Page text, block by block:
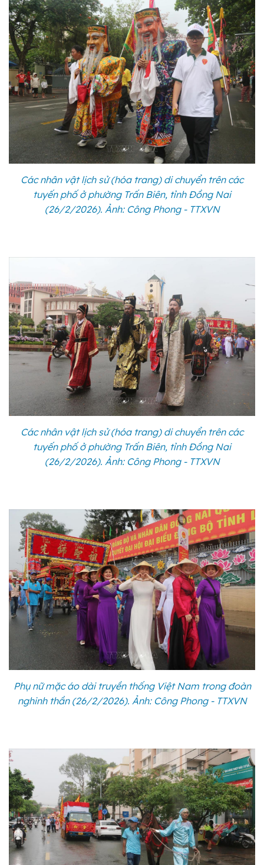
Các nhân vật lịch sử (hóa trang) di chuyển trên các
tuyến phố ở phường Trấn Biên, tỉnh Đồng Nai
(26/2/2026). Ảnh: Công Phong - TTXVN
Các nhân vật lịch sử (hóa trang) di chuyển trên các
tuyến phố ở phường Trấn Biên, tỉnh Đồng Nai
(26/2/2026). Ảnh: Công Phong - TTXVN
Phụ nữ mặc áo dài truyền thống Việt Nam trong đoàn
nghinh thần (26/2/2026). Ảnh: Công Phong - TTXVN